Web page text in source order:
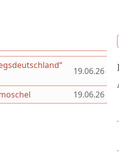
19.06.26
19.06.26